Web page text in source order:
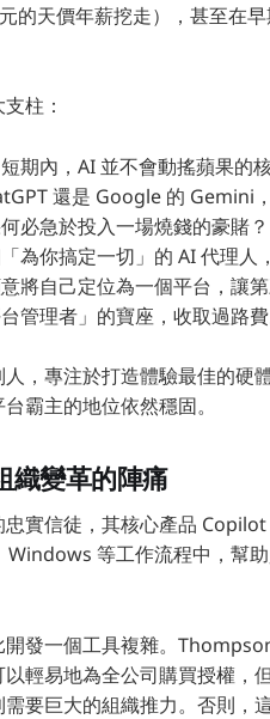
的天價年薪挖走），甚至在
柱：
期內，AI 並不會動搖蘋果
還是 Google 的 Gemini
必急於投入一場燒錢的豪賭？
為你搞定一切」的 AI 代理
將自己定位為一個平台，讓
管理者」的寶座，收取過路費
，專注於打造體驗最佳的硬
霸主的地位依然穩固。
變革的陣痛
實信徒，其核心產品
等工作流程中，幫
發一個工具複雜。
輕易地為全公司購買授權，
要巨大的組織推力。否則，